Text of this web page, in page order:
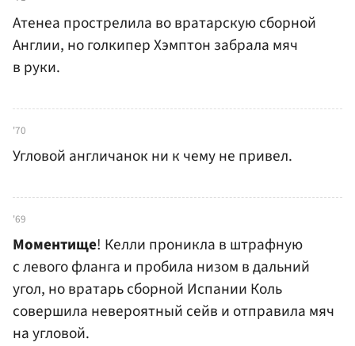
Атенеа прострелила во вратарскую сборной
Англии, но голкипер Хэмптон забрала мяч
в руки.
'70
Угловой англичанок ни к чему не привел.
'69
Моментище! Келли проникла в штрафную
с левого фланга и пробила низом в дальний
угол, но вратарь сборной Испании Коль
совершила невероятный сейв и отправила мяч
на угловой.